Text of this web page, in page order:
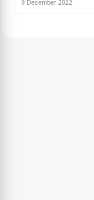
9 December 2022